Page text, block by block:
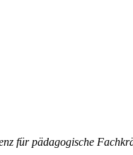
für pädagogische